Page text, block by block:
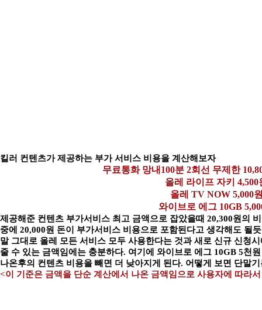
킬러 컨텐츠가 제공하는 부가 서비스 비용을 계산해보자
무료통화 망내100분 2회선 무제한
올레 라이프 자키 4,500
올레 TV NOW 5,000
와이브로 에그 10GB
제공해준 컨텐츠 부가서비스 최고 금액으로 잡았을때 20,300원의
중에 20,000원 돈이 부가서비스 비용으로 포함된다고 생각해도 될
말 그대로 올레 모든 서비스 모두 사용한다는 것과 새로 신규 신청
줄 수 있는 금액임에는 충분하다. 여기에 와이브로 에그 10GB 5천
나온후의 컨텐츠 비용을 빼면 더 낮아지게 된다. 어떻게 보면 단말
<이 기준은 금액을 단순 계산에서 나온 금액임으로 사용자에 따라